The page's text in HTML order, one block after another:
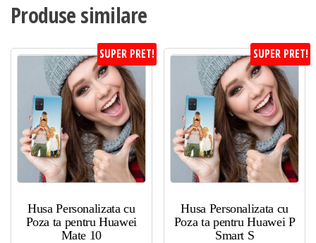
Produse similare
SUPER PRET!
Husa Personalizata cu
Poza ta pentru Huawei
Mate 10
SUPER PRET!
Husa Personalizata cu
Poza ta pentru Huawei P
Smart S